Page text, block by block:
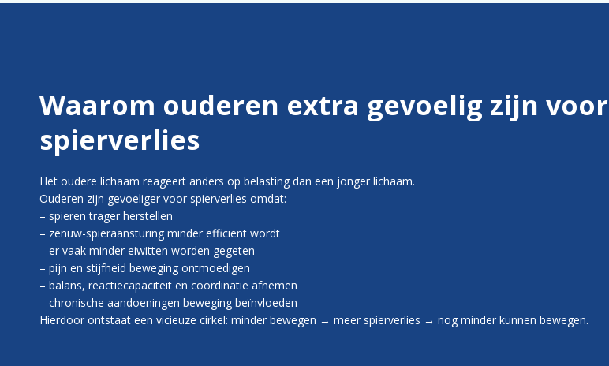
Waarom ouderen extra gevoelig zijn voor
spierverlies
Het oudere lichaam reageert anders op belasting dan een jonger lichaam.
Ouderen zijn gevoeliger voor spierverlies omdat:
– spieren trager herstellen
– zenuw-spieraansturing minder efficiënt wordt
– er vaak minder eiwitten worden gegeten
– pijn en stijfheid beweging ontmoedigen
– balans, reactiecapaciteit en coördinatie afnemen
– chronische aandoeningen beweging beïnvloeden
Hierdoor ontstaat een vicieuze cirkel: minder bewegen → meer spierverlies → nog minder kunnen bewegen.